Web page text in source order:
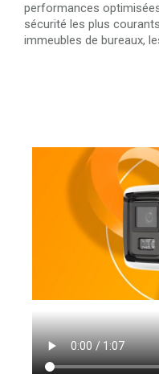
performances
sécurité les plus
immeubles de bureaux,